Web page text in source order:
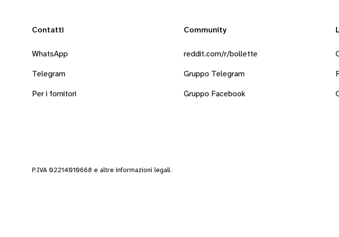
Contatti
WhatsApp
Telegram
Per i fornitori
Community
reddit.com/r/bollette
Gruppo Telegram
Gruppo Facebook
P.IVA 02214010668 e altre informazioni legali.